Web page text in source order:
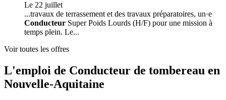
Le 22 juillet
...travaux de terrassement et des travaux préparatoires, un·e
Conducteur Super Poids Lourds (H/F) pour une mission à
temps plein. Le...
Voir toutes les offres
L'emploi de Conducteur de tombereau en
Nouvelle-Aquitaine